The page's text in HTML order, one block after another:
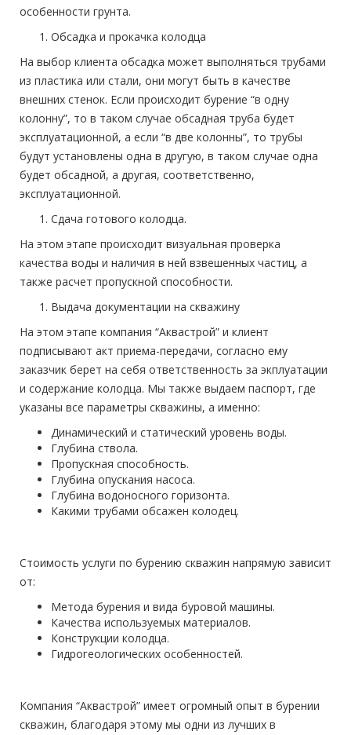
особенности грунта.
Обсадка и прокачка колодца
На выбор клиента обсадка может выполняться трубами
из пластика или стали, они могут быть в качестве
внешних стенок. Если происходит бурение “в одну
колонну”, то в таком случае обсадная труба будет
эксплуатационной, а если “в две колонны”, то трубы
будут установлены одна в другую, в таком случае одна
будет обсадной, а другая, соответственно,
эксплуатационной.
Сдача готового колодца.
На этом этапе происходит визуальная проверка
качества воды и наличия в ней взвешенных частиц, а
также расчет пропускной способности.
Выдача документации на скважину
На этом этапе компания “Аквастрой” и клиент
подписывают акт приема-передачи, согласно ему
заказчик берет на себя ответственность за экплуатации
и содержание колодца. Мы также выдаем паспорт, где
указаны все параметры скважины, а именно:
Динамический и статический уровень воды.
Глубина ствола.
Пропускная способность.
Глубина опускания насоса.
Глубина водоносного горизонта.
Какими трубами обсажен колодец.
Стоимость услуги по бурению скважин напрямую зависит
от:
Метода бурения и вида буровой машины.
Качества используемых материалов.
Конструкции колодца.
Гидрогеологических особенностей.
Компания “Аквастрой” имеет огромный опыт в бурении
скважин, благодаря этому мы одни из лучших в